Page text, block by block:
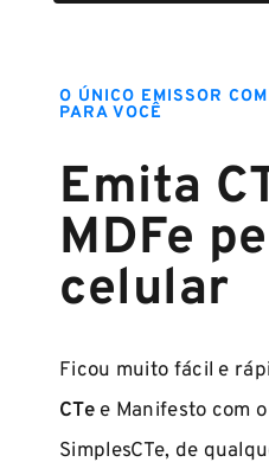
O ÚNICO EMISSOR
PARA VOCÊ
Emita
MDFe
celular
Ficou muito fácil e
CTee Manifesto com
SimplesCTe, de